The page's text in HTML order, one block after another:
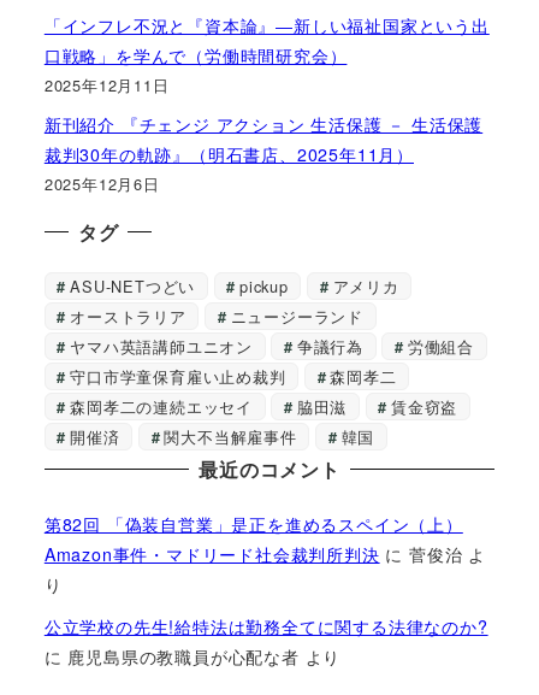
「インフレ不況と『資本論』―新しい福祉国家という出
口戦略」を学んで（労働時間研究会）
2025年12月11日
新刊紹介 『チェンジ アクション 生活保護 － 生活保護
裁判30年の軌跡』（明石書店、2025年11月）
2025年12月6日
タグ
ASU-NETつどい pickup
アメリカ
オーストラリア
ニュージーランド
ヤマハ英語講師ユニオン
争議行為
労働組合
守口市学童保育雇い止め裁判
森岡孝二
森岡孝二の連続エッセイ
脇田滋
賃金窃盗
開催済
関大不当解雇事件 韓国
最近のコメント
第82回 「偽装自営業」是正を進めるスペイン（上）
Amazon事件・マドリード社会裁判所判決 に菅俊治 よ
り
公立学校の先生!給特法は勤務全てに関する法律なのか?
に 鹿児島県の教職員が心配な者 より